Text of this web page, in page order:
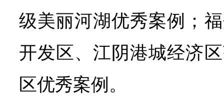
级美丽河湖优秀案例；
开发区、江阴港城经济
区优秀案例。